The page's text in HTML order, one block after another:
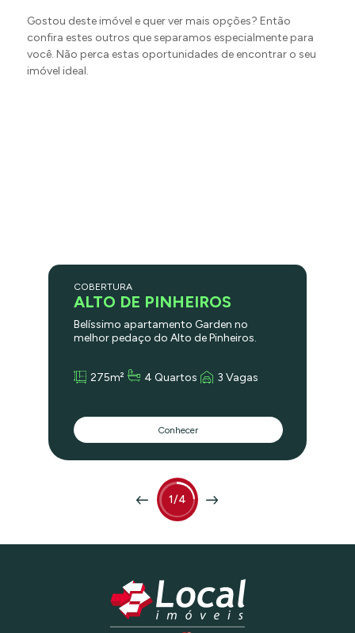
Gostou deste imóvel e quer ver mais opções? Então
confira estes outros que separamos especialmente para
você. Não perca estas oportunidades de encontrar o seu
imóvel ideal.
1/4
COBERTURA
ALTO DE PINHEIROS
Belíssimo apartamento Garden no
melhor pedaço do Alto de Pinheiros.
depósito, três vagas independentes.
Shopping Villa Lobos e Colégio Santa
Cruz. Living voltado para gazebo, jardim
com chafariz, terraços amplos, suite
master com amplo closet e terraço, ar
ampla área de serviço, elevadores,
rouparia, muito requinte!!
275m² 4 Quartos 3 Vagas
Conhecer